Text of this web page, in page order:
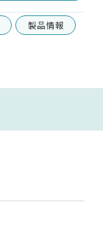
製品情報